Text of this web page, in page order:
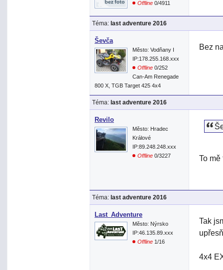
Offline 0/4911
Téma: last adventure 2016
Ševča
Město: Vodňany I
IP:178.255.168.xxx
Offline 0/252
Can-Am Renegade
800 X, TGB Target 425 4x4
Bez
Téma: last adventure 2016
Revilo
Město: Hradec
Králové
IP:89.248.248.xxx
Offline 0/3227 To
Téma: last adventure 2016
Last_Adventure
Město: Nýrsko
IP:46.135.89.xxx
Offline 1/16
Tak
4x4